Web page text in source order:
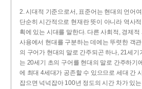
2. 시대적 기준으로서, 표준어는 현대의 언어여
단순히 시간적으로 현재란 뜻이 아니라 역사
획에 있는 시대를 말한다. 다른 사회적, 경제적
사용에서 현대를 구분하는 데에는 뚜렷한 객
의 구어가 현대의 말로 간주되곤 하나, 21세기
는 20세기 초의 구어를 현대의 말로 간주하기
에 최대 4세대가 공존할 수 있으므로 세대 간
잡으면 넉넉잡아 100년 정도의 시간 차가 있